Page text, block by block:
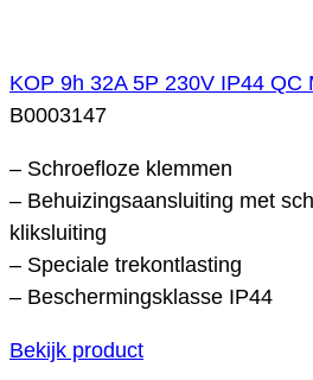
KOP 9h 32A 5P 230V IP44 QC
B0003147
– Schroefloze klemmen
– Behuizingsaansluiting met
kliksluiting
– Speciale trekontlasting
– Beschermingsklasse IP44
Bekijk product